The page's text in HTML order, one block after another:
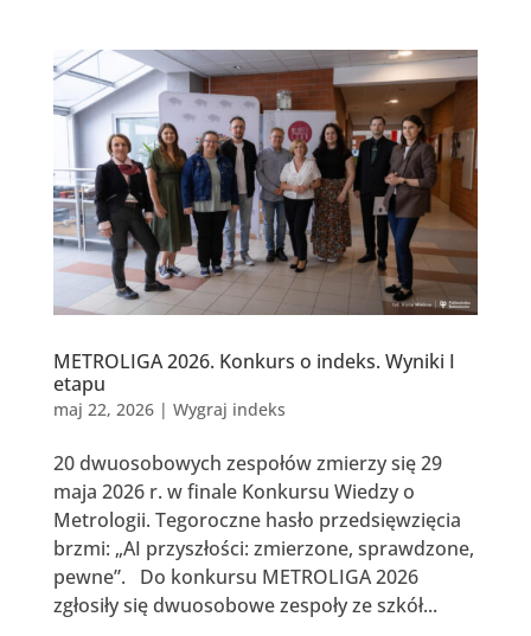
METROLIGA 2026. Konkurs o indeks. Wyniki I
etapu
maj 22, 2026| Wygraj indeks
20 dwuosobowych zespołów zmierzy się 29
maja 2026 r. w finale Konkursu Wiedzy o
Metrologii. Tegoroczne hasło przedsięwzięcia
brzmi: „AI przyszłości: zmierzone, sprawdzone,
pewne”. Do konkursu METROLIGA 2026
zgłosiły się dwuosobowe zespoły ze szkół...